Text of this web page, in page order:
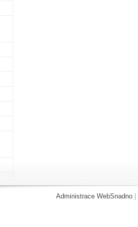
Administrace WebSnadno|